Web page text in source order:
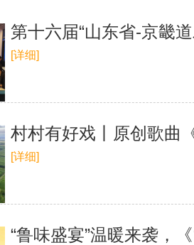
第十六届“山东省-京畿
[详细]
村村有好戏丨原创歌曲
[详细]
“鲁味盛宴”温暖来袭，